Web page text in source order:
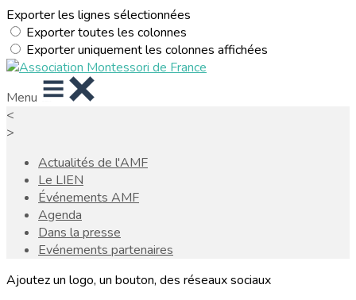
Exporter les lignes sélectionnées
Exporter toutes les colonnes
Exporter uniquement les colonnes affichées
Menu
<
>
Actualités de l'AMF
Le LIEN
Événements AMF
Agenda
Dans la presse
Evénements partenaires
Ajoutez un logo, un bouton, des réseaux sociaux